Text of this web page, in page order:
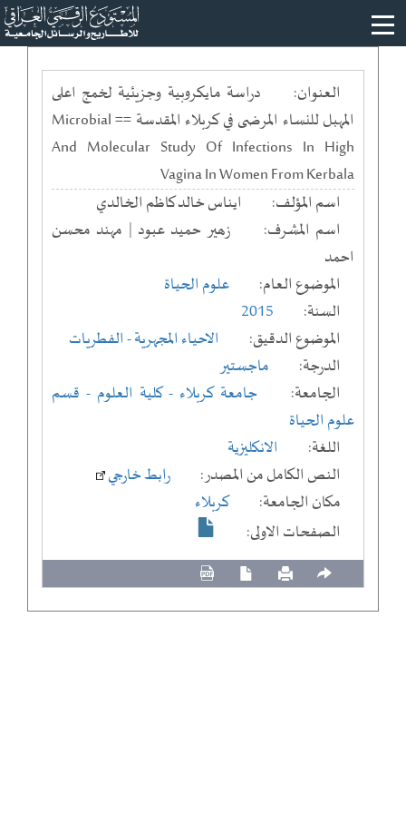
العنوان:
دراسة مايكروبية وجزيئية لخمج اعلى
المهبل للنساء المرضى في كربلاء المقدسة == Microbial
And Molecular Study Of Infections In High
Vagina In Women From Kerbala
اسم المؤلف:
ايناس خالد كاظم الخالدي
اسم المشرف:
زھیر حمید عبود | مهند محسن
احمد
الموضوع العام:
علوم الحياة
السنة:
2015
الموضوع الدقيق:
الاحياء المجهرية - الفطريات
الدرجة:
ماجستير
الجامعة:
جامعة كربلاء - كلية العلوم - قسم
علوم الحياة
اللغة:
الانكليزية
النص الكامل من المصدر:
رابط خارجي
مكان الجامعة:
كربلاء
الصفحات الاولى: